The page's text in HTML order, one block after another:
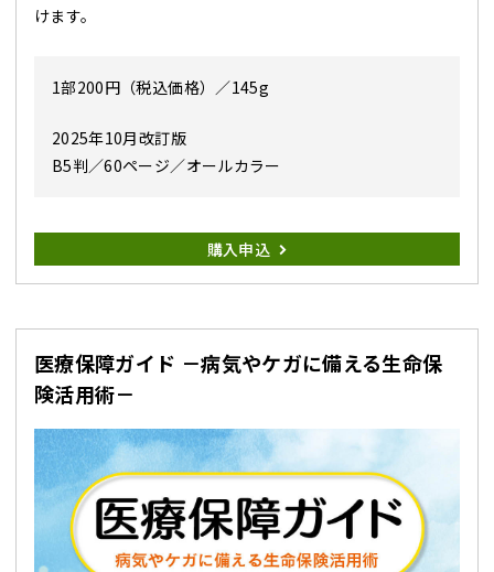
けます。
1部200円（税込価格）／145g
2025年10月改訂版
B5判／60ページ／オールカラー
購入申込
医療保障ガイド －病気やケガに備える生命保
険活用術－